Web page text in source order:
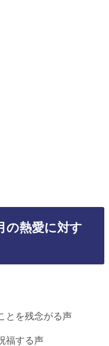
の熱愛に対す
とを残念がる声
福する声